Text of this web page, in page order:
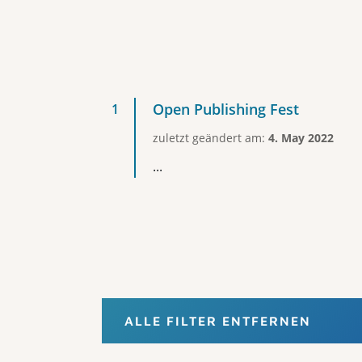
Open Publishing Fest
zuletzt geändert am: 4. May 2022
...
ALLE FILTER ENTFERNEN